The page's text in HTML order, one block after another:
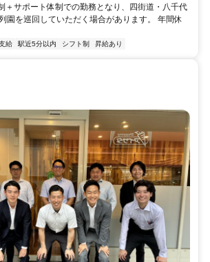
＋サポート体制での勤務となり、四街道・八千代
園を巡回していただく場合があります。 年間休
給 駅近5分以内 シフト制 昇給あり